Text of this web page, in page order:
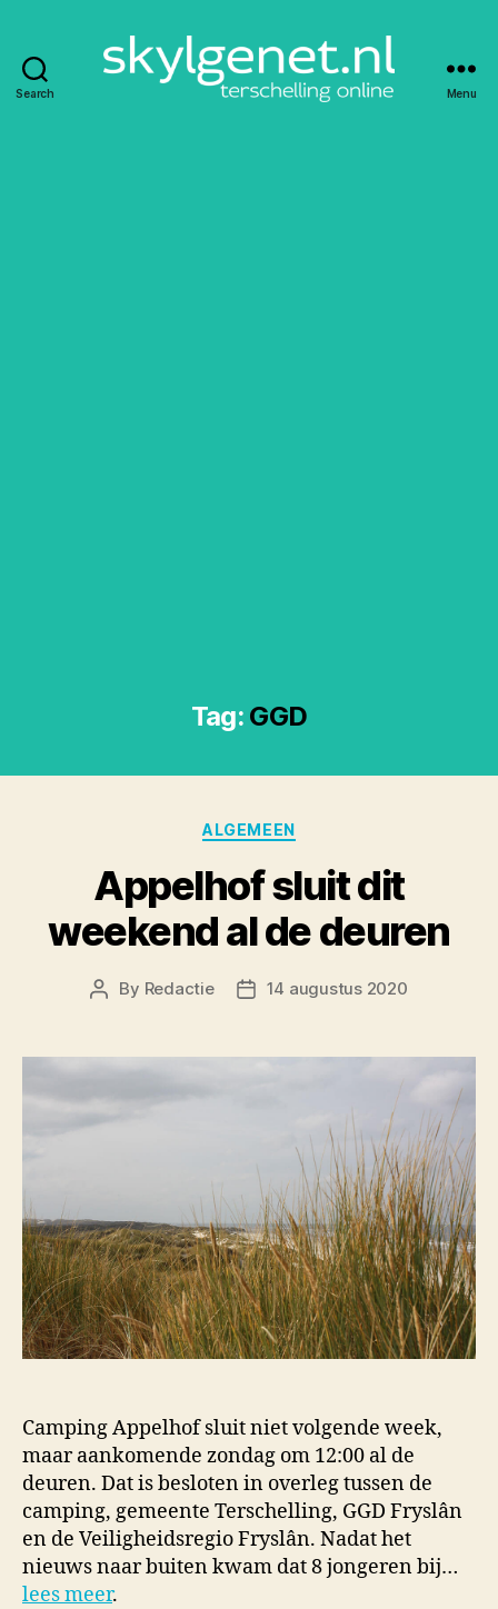
Search Menu
Tag: GGD
Categories
ALGEMEEN
Appelhof sluit dit
weekend al de deuren
Post
By Redactie
Post14 augustus 2020
Camping Appelhof sluit niet volgende week,
maar aankomende zondag om 12:00 al de
deuren. Dat is besloten in overleg tussen de
camping, gemeente Terschelling, GGD Fryslân
en de Veiligheidsregio Fryslân. Nadat het
nieuws naar buiten kwam dat 8 jongeren bij…
lees meer.